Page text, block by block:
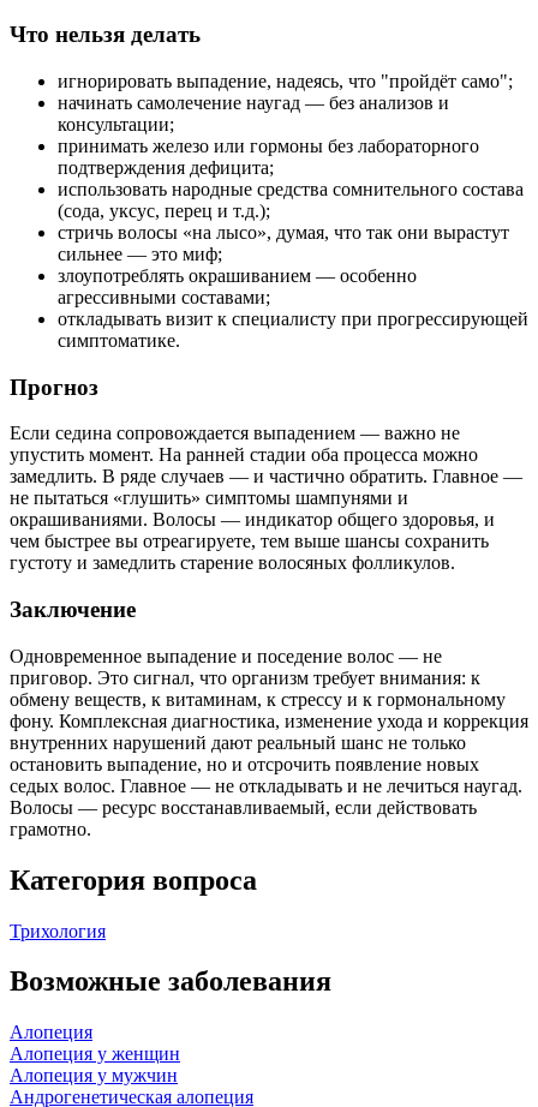
Что нельзя делать
игнорировать выпадение, надеясь, что "пройдёт само";
начинать самолечение наугад — без анализов и
консультации;
принимать железо или гормоны без лабораторного
подтверждения дефицита;
использовать народные средства сомнительного состава
(сода, уксус, перец и т.д.);
стричь волосы «на лысо», думая, что так они вырастут
сильнее — это миф;
злоупотреблять окрашиванием — особенно
агрессивными составами;
откладывать визит к специалисту при прогрессирующей
симптоматике.
Прогноз
Если седина сопровождается выпадением — важно не
упустить момент. На ранней стадии оба процесса можно
замедлить. В ряде случаев — и частично обратить. Главное —
не пытаться «глушить» симптомы шампунями и
окрашиваниями. Волосы — индикатор общего здоровья, и
чем быстрее вы отреагируете, тем выше шансы сохранить
густоту и замедлить старение волосяных фолликулов.
Заключение
Одновременное выпадение и поседение волос — не
приговор. Это сигнал, что организм требует внимания: к
обмену веществ, к витаминам, к стрессу и к гормональному
фону. Комплексная диагностика, изменение ухода и коррекция
внутренних нарушений дают реальный шанс не только
остановить выпадение, но и отсрочить появление новых
седых волос. Главное — не откладывать и не лечиться наугад.
Волосы — ресурс восстанавливаемый, если действовать
грамотно.
Категория вопроса
Трихология
Возможные заболевания
Алопеция
Алопеция у женщин
Алопеция у мужчин
Андрогенетическая алопеция